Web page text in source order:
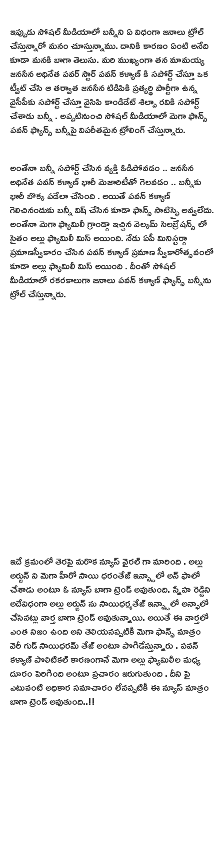
ఇప్పుడు సోషల్ మీడియాలో బన్నీని ఏ విధంగా జనాలు ట్రోల్
చేస్తున్నారో మనం చూస్తున్నాము. దానికి కారణం ఏంటి అనేది
కూడా మనకి బాగా తెలుసు. మరి ముఖ్యంగా తన మామయ్య
జనసేన అధినేత పవర్ స్టార్ పవన్ కళ్యాణ్ కి సపోర్ట్ చేస్తూ ఒక
ట్వీట్ చేసి ఆ తర్వాత జనసేన టిడిపికి ప్రత్యర్థి పార్టీగా ఉన్న
వైసీపీకు సపోర్ట్ చేస్తూ వైసిపి కాండిడేట్ శిల్పా రవికి సపోర్ట్
చేశాడు బన్నీ . అప్పటినుంచి సోషల్ మీడియాలో మెగా ఫాన్స్
పవన్ ఫ్యాన్స్ బన్నీపై విపరీతమైన ట్రోలింగ్ చేస్తున్నారు.
అంతేనా బన్నీ సపోర్ట్ చేసిన వ్యక్తి ఓడిపోవడం .. జనసేన
అధినేత పవన్ కళ్యాణ్ భారీ మెజారిటీతో గెలవడం .. బన్నీకు
భారీ బొక్క పడేలా చేసింది . అయితే పవన్ కళ్యాణ్
గెలిచినందుకు బన్నీ విష్ చేసిన కూడా ఫాన్స్ సాటిస్ఫై అవ్వలేదు.
అంతేనా మెగా ఫ్యామిలీ గ్రాండ్గా ఇచ్చిన వెల్కమ్ సెలబ్రేషన్స్ లో
సైతం అల్లు ఫ్యామిలీ మిస్ అయింది. నేడు ఏపీ మినిస్టర్గా
ప్రమాణస్వీకారం చేసిన పవన్ కళ్యాణ్ ప్రమాణ స్వీకారోత్సవంలో
కూడా అల్లు ఫ్యామిలీ మిస్ అయింది . దీంతో సోషల్
మీడియాలో రకరకాలుగా జనాలు పవన్ కళ్యాణ్ ఫ్యాన్స్ బన్నీను
ట్రోల్ చేస్తున్నారు.
ఇదే క్రమంలో తెరపై మరొక న్యూస్ వైరల్ గా మారింది . అల్లు
అర్జున్ ని మెగా హీరో సాయి ధరంతేజ్ ఇన్స్టాలో అన్ ఫాలో
చేశాడు అంటూ ఓ న్యూస్ బాగా ట్రెండ్ అవుతుంది. స్నేహ రెడ్డిని
అదేవిధంగా అల్లు అర్జున్ ను సాయిధర్మతేజ్ ఇన్స్టాలో అన్ఫాలో
చేసినట్లు వార్త బాగా ట్రెండ్ అవుతున్నాయి. అయితే ఈ వార్తలో
ఎంత నిజం ఉంది అని తెలియనప్పటికీ మెగా ఫాన్స్ మాత్రం
వెరీ గుడ్ సాయిధరమ్ తేజ్ అంటూ పొగిడేస్తున్నారు . పవన్
కళ్యాణ్ పొలిటికల్ కారణంగానే మెగా అల్లు ఫ్యామిలీల మధ్య
దూరం పెరిగింది అంటూ ప్రచారం జరుగుతుంది . దీని పై
ఎటువంటి అధికార సమాచారం లేనప్పటికీ ఈ న్యూస్ మాత్రం
బాగా ట్రెండ్ అవుతుంది..!!